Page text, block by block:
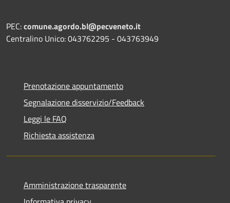
PEC:comune.agordo.bl@pecveneto.it
Centralino Unico: 043762295 - 043763949
Prenotazione appuntamento
Segnalazione disservizio/Feedback
Leggi le FAQ
Richiesta assistenza
Amministrazione trasparente